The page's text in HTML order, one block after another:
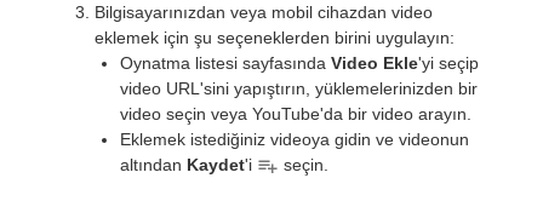
Bilgisayarınızdan veya mobil cihazdan video
eklemek için şu seçeneklerden birini uygulayın:
Oynatma listesi sayfasında Video Ekle'yi seçip
video URL'sini yapıştırın, yüklemelerinizden bir
video seçin veya YouTube'da bir video arayın.
Eklemek istediğiniz videoya gidin ve videonun
altından Kaydet'i seçin.